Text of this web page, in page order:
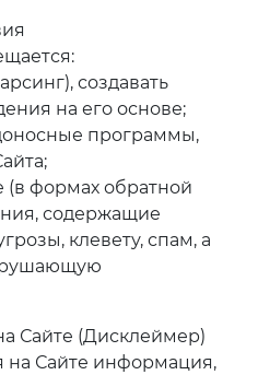
создавать
на его основе;
программы,
(в формах обратной
содержащие
клевету, спам, а
Сайте (Дисклеймер)
на Сайте информация,